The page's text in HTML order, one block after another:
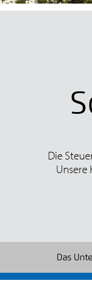
Die
Unsere
Das